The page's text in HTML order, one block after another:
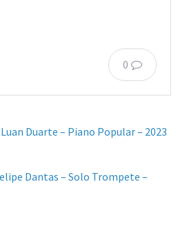
0
Duarte – Piano Popular – 2023
Dantas – Solo Trompete –